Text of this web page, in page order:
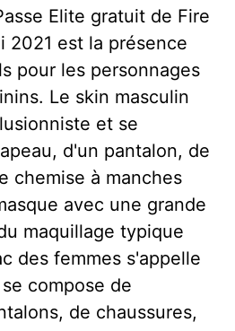
Elite gratuit de Fire
2021 est la présence
pour les personnages
Le skin masculin
et se
d'un pantalon, de
chemise à manches
avec une grande
maquillage typique
des femmes s'appelle
compose de
de chaussures,